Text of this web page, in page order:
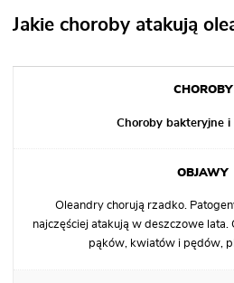
Jakie choroby atakują
Choroby bakteryjne
Oleandry chorują rzadko.
najczęściej atakują w deszczowe lata.
pąków, kwiatów i pędów,